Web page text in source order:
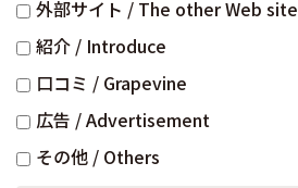
外部サイト / The other Web site
紹介 / Introduce
口コミ / Grapevine
広告 / Advertisement
その他 / Others